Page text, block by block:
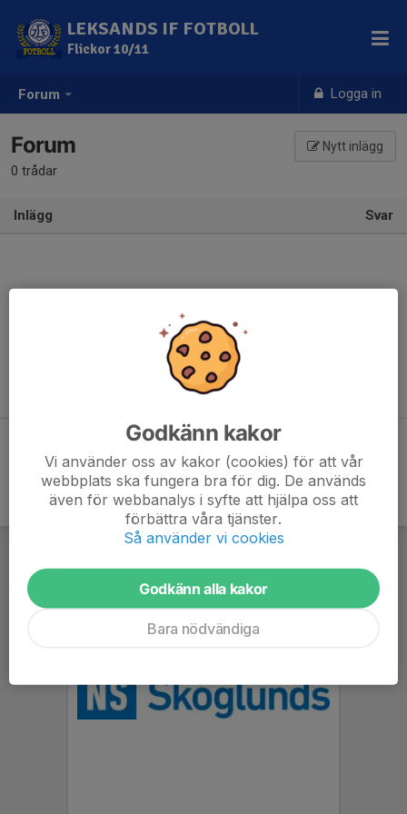
Forum Logga in
LEKSANDS IF FOTBOLL
Flickor 10/11
Forum Nytt inlägg
0 trådar
Inlägg Svar
Bli först med att skriva i forumet!
Nytt inlägg uppe till höger.
Godkänn kakor
Vi använder oss av kakor (cookies) för att vår
webbplats ska fungera bra för dig. De används
även för webbanalys i syfte att hjälpa oss att
förbättra våra tjänster.
Så använder vi cookies
Godkänn alla kakor
Bara nödvändiga